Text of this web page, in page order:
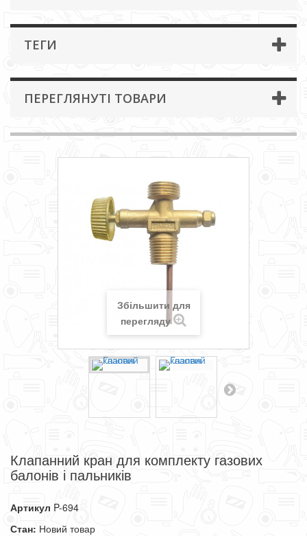
ТЕГИ
ПЕРЕГЛЯНУТІ ТОВАРИ
Збільшити для
перегляду
Клапанний кран для комплекту газових
балонів і пальників
Артикул P-694
Стан: Новий товар